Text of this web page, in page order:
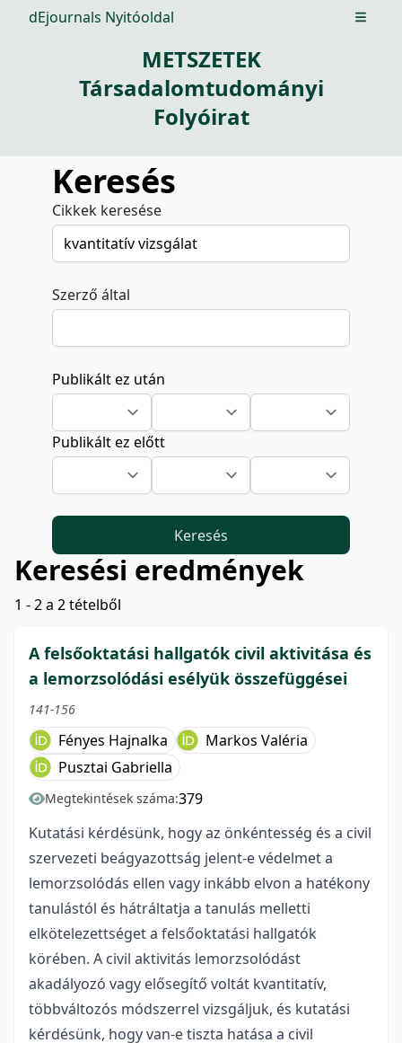
dEjournals Nyitóoldal Open
METSZETEK
Társadalomtudományi
Folyóirat
Keresés
Cikkek keresése
Szerző által
Publikált ez után
Publikált ez előtt
Keresés
Keresési eredmények
1 - 2 a 2 tételből
A felsőoktatási hallgatók civil aktivitása és
a lemorzsolódási esélyük összefüggései
141-156
Fényes Hajnalka
Markos Valéria
Pusztai Gabriella
Megtekintések száma:379
Kutatási kérdésünk, hogy az önkéntesség és a civil
szervezeti beágyazottság jelent-e védelmet a
lemorzsolódás ellen vagy inkább elvon a hatékony
tanulástól és hátráltatja a tanulás melletti
elkötelezettséget a felsőoktatási hallgatók
körében. A civil aktivitás lemorzsolódást
akadályozó vagy elősegítő voltát kvantitatív,
többváltozós módszerrel vizsgáljuk, és kutatási
kérdésünk, hogy van-e tiszta hatása a civil